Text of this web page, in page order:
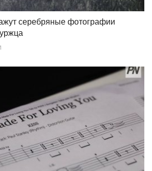
серебряные фотографии